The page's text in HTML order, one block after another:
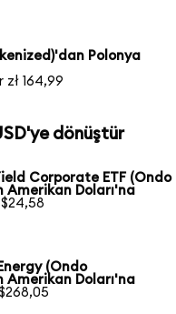
Polonya
164,99
dönüştür
Corporate ETF (Ondo
Amerikan Doları'na
(Ondo
Amerikan Doları'na